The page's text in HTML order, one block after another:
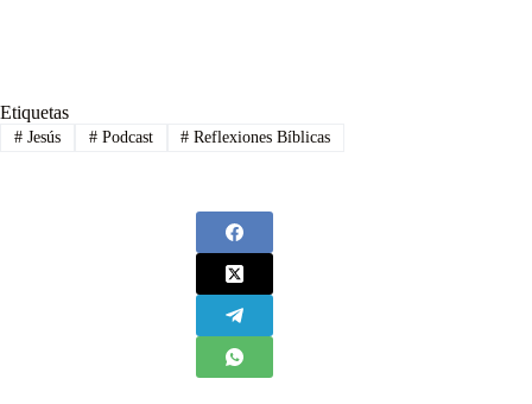
Etiquetas
#Jesús #Podcast # Reflexiones Bíblicas